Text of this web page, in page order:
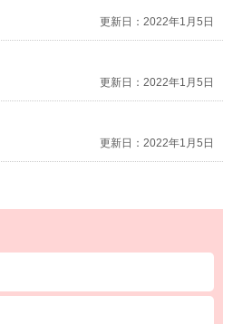
更新日：2022年1月5日
更新日：2022年1月5日
更新日：2022年1月5日